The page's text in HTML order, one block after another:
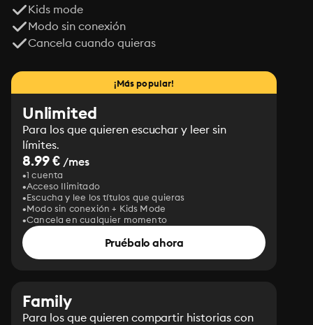
Kids mode
Modo sin conexión
Cancela cuando quieras
¡Más popular!
Unlimited
Para los que quieren escuchar y leer sin
límites.
8.99 € /mes
1 cuenta
Acceso Ilimitado
Escucha y lee los títulos que quieras
Modo sin conexión + Kids Mode
Cancela en cualquier momento
Pruébalo ahora
Family
Para los que quieren compartir historias con